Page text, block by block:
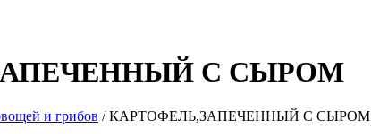
С СЫРОМ
и грибов / КАРТОФЕЛЬ,ЗАПЕЧЕННЫЙ С СЫРОМ